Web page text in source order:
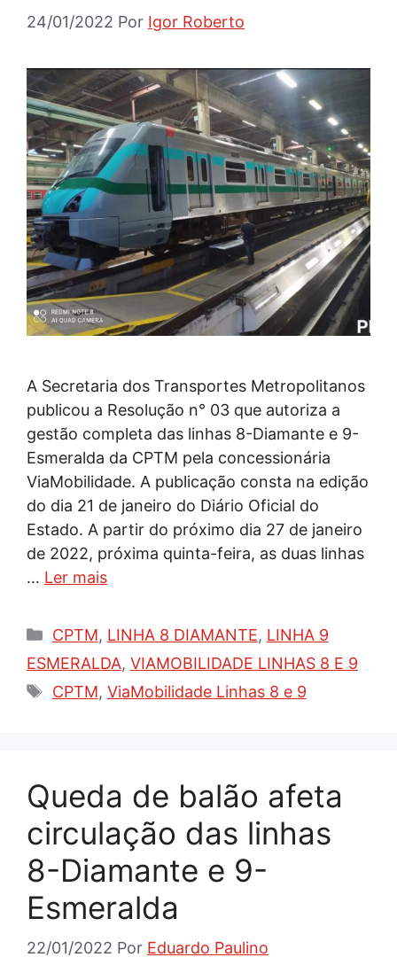
24/01/2022 Por Igor Roberto
A Secretaria dos Transportes Metropolitanos
publicou a Resolução n° 03 que autoriza a
gestão completa das linhas 8-Diamante e 9-
Esmeralda da CPTM pela concessionária
ViaMobilidade. A publicação consta na edição
do dia 21 de janeiro do Diário Oficial do
Estado. A partir do próximo dia 27 de janeiro
de 2022, próxima quinta-feira, as duas linhas
… Ler mais
Categorias
CPTM, LINHA 8 DIAMANTE, LINHA 9
ESMERALDA, VIAMOBILIDADE LINHAS 8 E 9
Tags
CPTM, ViaMobilidade Linhas 8 e 9
Queda de balão afeta
circulação das linhas
8-Diamante e 9-
Esmeralda
22/01/2022 Por Eduardo Paulino